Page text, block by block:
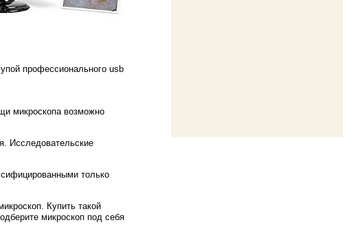
профессионального usb
микроскопа возможно
Исследовательские
только
Купить такой
микроскоп под себя